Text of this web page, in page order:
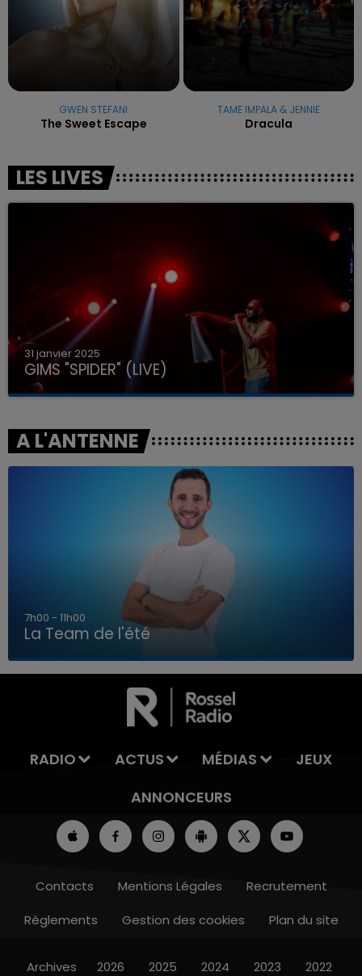
LA TEAM DE L'ÉTÉ
GWEN STEFANI
The Sweet Escape
TAME IMPALA & JENNIE
Dracula
LES LIVES
31 janvier 2025
GIMS "SPIDER" (LIVE)
A L'ANTENNE
7h00 - 11h00
La Team de l'été
RADIO ACTUS MÉDIAS
JEUX
ANNONCEURS
Contacts Mentions Légales
Recrutement
Règlements
Gestion des cookies Plan du site
Archives 2026 2025 2024 2023 2022